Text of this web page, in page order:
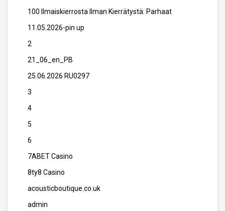
100 Ilmaiskierrosta Ilman Kierrätystä: Parhaat
11.05.2026-pin up
2
21_06_en_PB
25.06.2026 RU0297
3
4
5
6
7ABET Casino
8ty8 Casino
acousticboutique.co.uk
admin